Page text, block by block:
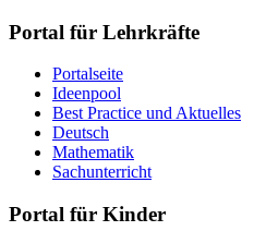
Portal für Lehrkräfte
Portalseite
Ideenpool
Best Practice und Aktuelles
Deutsch
Mathematik
Sachunterricht
Portal für Kinder